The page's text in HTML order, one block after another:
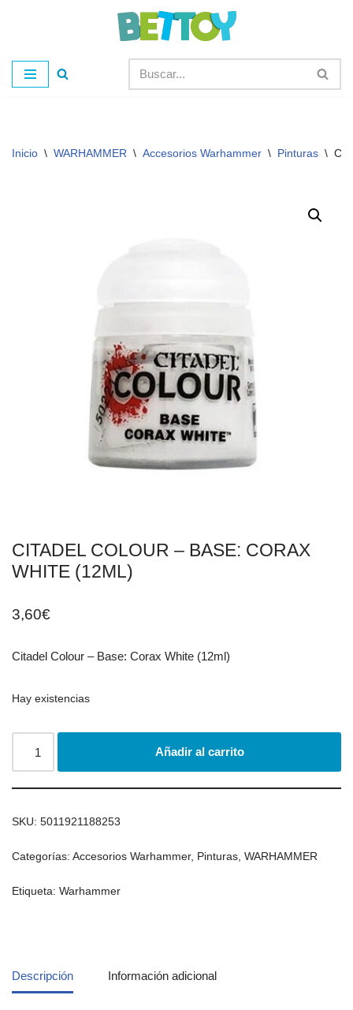
al
contenido
Inicio \ WARHAMMER \ Accesorios Warhammer \ Pinturas \
CITADEL COLOUR – BASE: CORAX
WHITE (12ML)
3,60€
Citadel Colour – Base: Corax White (12ml)
Hay existencias
Añadir al carrito
SKU: 5011921188253
Categorías: Accesorios Warhammer, Pinturas, WARHAMMER
Etiqueta: Warhammer
Descripción Información adicional